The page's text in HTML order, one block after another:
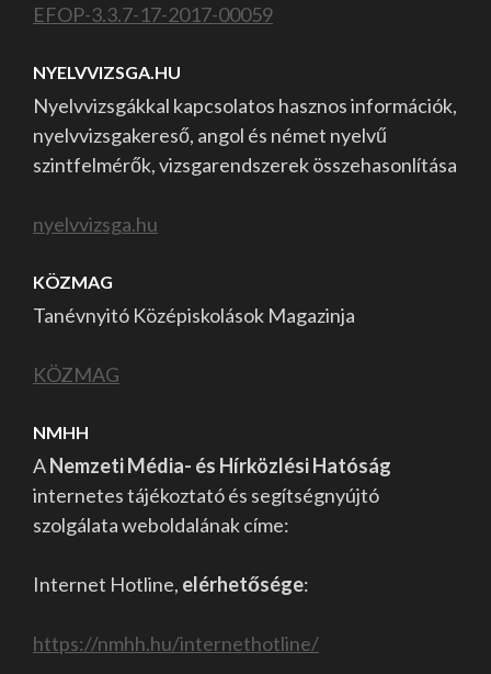
EFOP-3.3.7-17-2017-00059
NYELVVIZSGA.HU
Nyelvvizsgákkal kapcsolatos hasznos információk,
nyelvvizsgakereső, angol és német nyelvű
szintfelmérők, vizsgarendszerek összehasonlítása
nyelvvizsga.hu
KÖZMAG
Tanévnyitó Középiskolások Magazinja
KÖZMAG
NMHH
ANemzeti Média- és Hírközlési Hatóság
internetes tájékoztató és segítségnyújtó
szolgálata weboldalának címe:
Internet Hotline, elérhetősége:
https://nmhh.hu/internethotline/